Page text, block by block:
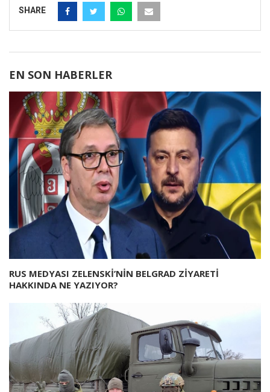
SHARE
EN SON HABERLER
RUS MEDYASI ZELENSKİ’NİN BELGRAD ZİYARETİ
HAKKINDA NE YAZIYOR?